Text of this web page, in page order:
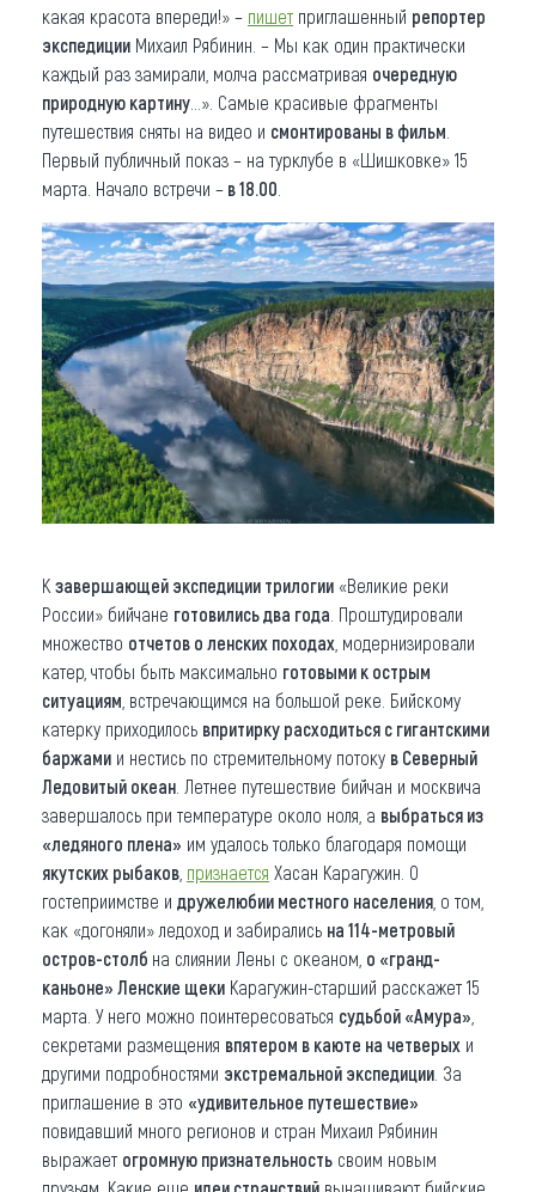
какая красота впереди!» – пишет приглашенный репортер
экспедиции Михаил Рябинин. – Мы как один практически
каждый раз замирали, молча рассматривая очередную
природную картину …». Самые красивые фрагменты
путешествия сняты на видео и смонтированы в фильм
Первый публичный показ – на турклубе в «Шишковке» 15
марта. Начало встречи – в 18.00
К завершающей экспедиции трилогии «Великие реки
России» бийчане готовились два года . Проштудировали
множество отчетов о ленских походах , модернизировали
катер, чтобы быть максимально готовыми к острым
ситуациям , встречающимся на большой реке. Бийскому
катерку приходилось впритирку расходиться с гигантскими
баржами и нестись по стремительному потоку в Северный
Ледовитый океан . Летнее путешествие бийчан и москвича
завершалось при температуре около ноля, а выбраться из
«ледяного плена» им удалось только благодаря помощи
якутских рыбаков признается Хасан Карагужин. О
гостеприимстве и дружелюбии местного населения , о том,
как «догоняли» ледоход и забирались на 114-метровый
остров-столб на слиянии Лены с океаном, о «гранд-
каньоне» Ленские щеки Карагужин-старший расскажет 15
марта. У него можно поинтересоваться судьбой «Амура»
секретами размещения впятером в каюте на четверых и
другими подробностями экстремальной экспедиции . За
приглашение в это «удивительное путешествие»
повидавший много регионов и стран Михаил Рябинин
выражает огромную признательность своим новым